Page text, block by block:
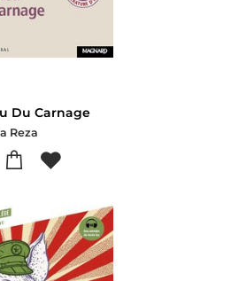
Du Carnage
Reza